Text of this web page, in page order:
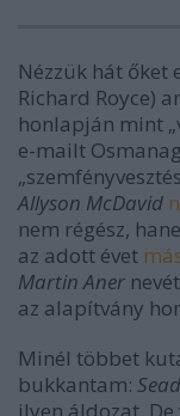
Nézzük hát őket
Richard Royce)
honlapján mint
e-mailt
Allyson McDavid
nem régész,
az adott évet
Martin Aner
az alapítvány
Minél többet
bukkantam:
ilyen áldozat.